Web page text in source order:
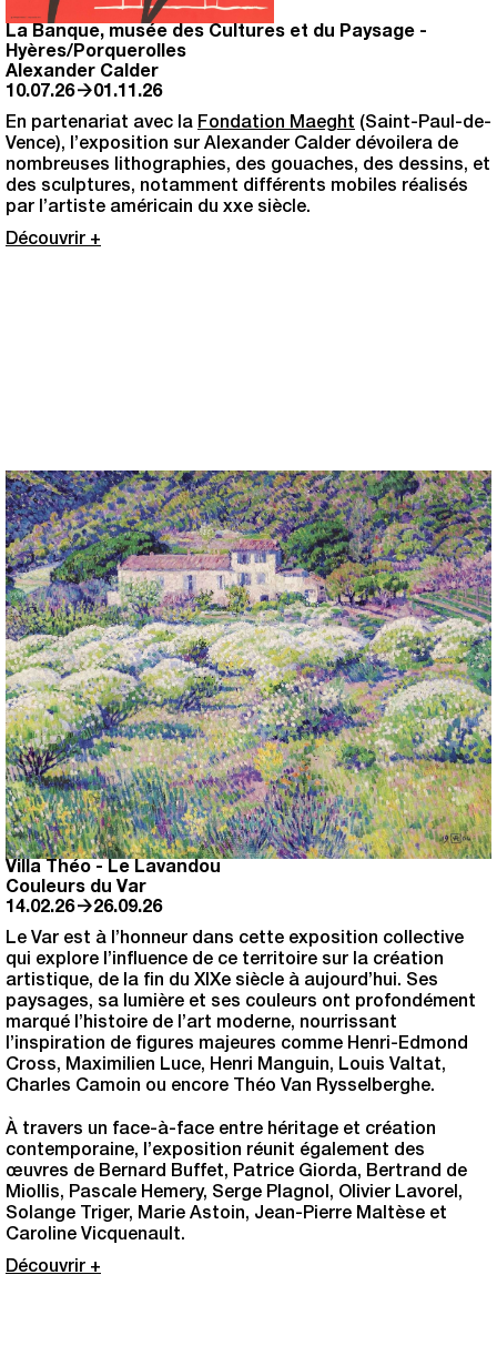
La Banque, musée des Cultures et du Paysage -
Hyères/Porquerolles
Alexander Calder
10.07.26→01.11.26
En partenariat avec la Fondation Maeght (Saint-Paul-de-
Vence), l’exposition sur Alexander Calder dévoilera de
nombreuses lithographies, des gouaches, des dessins, et
des sculptures, notamment différents mobiles réalisés
par l’artiste américain du xxe siècle.
Découvrir +
Villa Théo - Le Lavandou
Couleurs du Var
14.02.26→26.09.26
Le Var est à l’honneur dans cette exposition collective
qui explore l’influence de ce territoire sur la création
artistique, de la fin du XIXe siècle à aujourd’hui. Ses
paysages, sa lumière et ses couleurs ont profondément
marqué l’histoire de l’art moderne, nourrissant
l’inspiration de figures majeures comme Henri-Edmond
Cross, Maximilien Luce, Henri Manguin, Louis Valtat,
Charles Camoin ou encore Théo Van Rysselberghe.
À travers un face-à-face entre héritage et création
contemporaine, l’exposition réunit également des
œuvres de Bernard Buffet, Patrice Giorda, Bertrand de
Miollis, Pascale Hemery, Serge Plagnol, Olivier Lavorel,
Solange Triger, Marie Astoin, Jean-Pierre Maltèse et
Caroline Vicquenault.
Découvrir +